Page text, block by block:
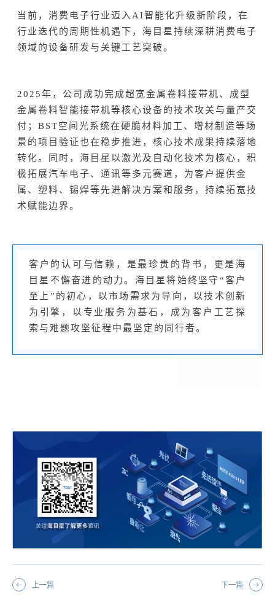
当前，消费电子行业迈入AI智能化升级新阶段，在
行业迭代的周期性机遇下，海目星持续深耕消费电子
领域的设备研发与关键工艺突破。
2025年，公司成功完成超宽金属卷料接带机、成型
金属卷料智能接带机等核心设备的技术攻关与量产交
付；BST空间光系统在硬脆材料加工、增材制造等场
景的项目验证也在稳步推进，核心技术成果持续落地
转化。同时，海目星以激光及自动化技术为核心，积
极拓展汽车电子、通讯等多元赛道，为客户提供金
属、塑料、锡焊等先进解决方案和服务，持续拓宽技
术赋能边界。
客户的认可与信赖，是最珍贵的背书，更是海
目星不懈奋进的动力。海目星将始终坚守“客户
至上”的初心，以市场需求为导向，以技术创新
为引擎，以专业服务为基石，成为客户工艺探
索与难题攻坚征程中最坚定的同行者。
上一篇 下一篇